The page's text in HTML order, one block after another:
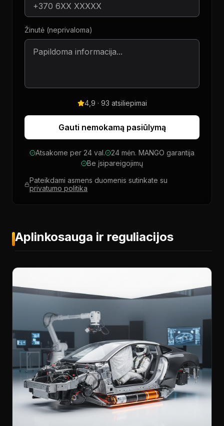
Žinutė (neprivaloma)
4,9 · 93 atsiliepimai
Gauti nemokamą pasiūlymą
Atsakome per 24 val.
24 mėn. MANGO garantija
Be įsipareigojimų
Pateikdami asmens duomenis sutinkate su
privatumo politika
Aplinkosauga ir reguliacijos